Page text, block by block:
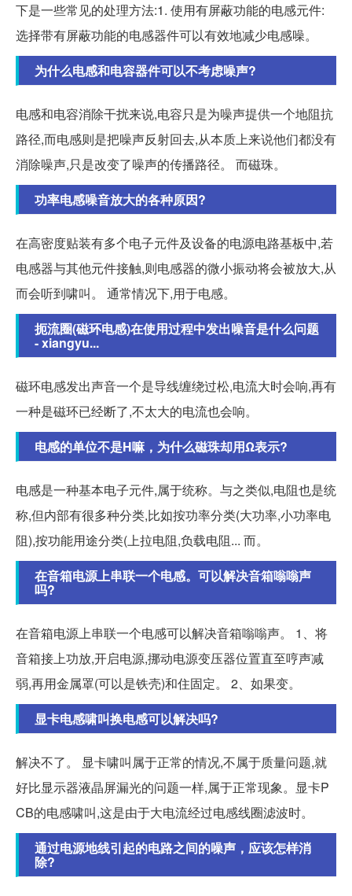
下是一些常见的处理方法:1. 使用有屏蔽功能的电感元件:
选择带有屏蔽功能的电感器件可以有效地减少电感噪。
为什么电感和电容器件可以不考虑噪声?
电感和电容消除干扰来说,电容只是为噪声提供一个地阻抗
路径,而电感则是把噪声反射回去,从本质上来说他们都没有
消除噪声,只是改变了噪声的传播路径。 而磁珠。
功率电感噪音放大的各种原因?
在高密度贴装有多个电子元件及设备的电源电路基板中,若
电感器与其他元件接触,则电感器的微小振动将会被放大,从
而会听到啸叫。 通常情况下,用于电感。
扼流圈(磁环电感)在使用过程中发出噪音是什么问题
- xiangyu...
磁环电感发出声音一个是导线缠绕过松,电流大时会响,再有
一种是磁环已经断了,不太大的电流也会响。
电感的单位不是H嘛，为什么磁珠却用Ω表示?
电感是一种基本电子元件,属于统称。与之类似,电阻也是统
称,但内部有很多种分类,比如按功率分类(大功率,小功率电
阻),按功能用途分类(上拉电阻,负载电阻... 而。
在音箱电源上串联一个电感。可以解决音箱嗡嗡声
吗?
在音箱电源上串联一个电感可以解决音箱嗡嗡声。 1、将
音箱接上功放,开启电源,挪动电源变压器位置直至哼声减
弱,再用金属罩(可以是铁壳)和住固定。 2、如果变。
显卡电感啸叫换电感可以解决吗?
解决不了。 显卡啸叫属于正常的情况,不属于质量问题,就
好比显示器液晶屏漏光的问题一样,属于正常现象。显卡P
CB的电感啸叫,这是由于大电流经过电感线圈滤波时。
通过电源地线引起的电路之间的噪声，应该怎样消
除?